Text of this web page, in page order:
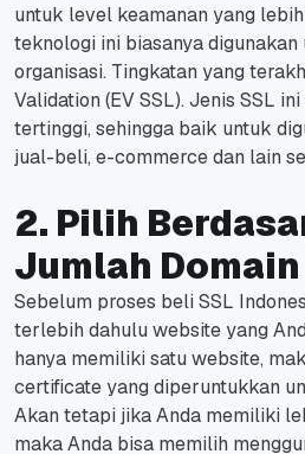
untuk level keamanan yang
teknologi ini biasanya
organisasi. Tingkatan yang
Validation (EV SSL). Jenis SSL
tertinggi, sehingga baik untuk
jual-beli, e-commerce dan lain
2. Pilih
Jumlah Domain
Sebelum proses beli SSL
terlebih dahulu website yang
hanya memiliki satu website,
certificate yang diperuntukkan
Akan tetapi jika Anda memiliki
maka Anda bisa memilih